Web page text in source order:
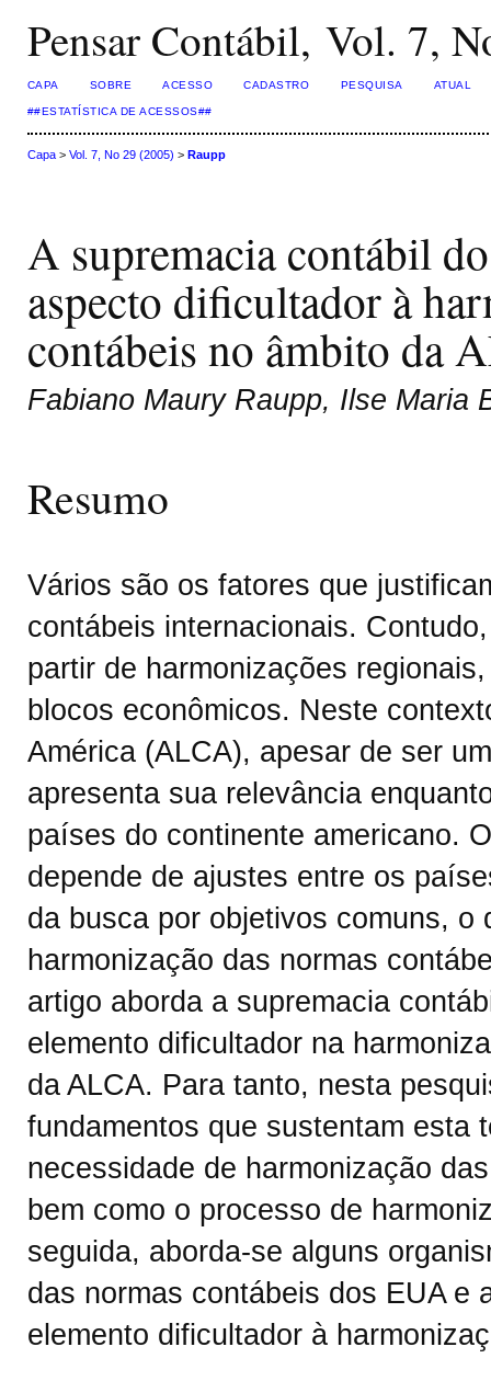
Pensar Contábil, Vol. 7,
CAPA SOBRE ACESSO CADASTRO PESQUISA ATUAL
##ESTATÍSTICA DE ACESSOS##
Capa> Vol. 7, No 29 (2005) > Raupp
A supremacia contábil
aspecto dificultador à
contábeis no âmbito da
Fabiano Maury Raupp, Ilse Maria
Resumo
Vários são os fatores que
contábeis internacionais.
partir de harmonizações
blocos econômicos. Neste
América (ALCA), apesar de ser
apresenta sua relevância
países do continente americano.
depende de ajustes entre os
da busca por objetivos comuns, o
harmonização das normas
artigo aborda a supremacia
elemento dificultador na
da ALCA. Para tanto, nesta
fundamentos que sustentam esta
necessidade de harmonização
bem como o processo de
seguida, aborda-se alguns
das normas contábeis dos EUA e
elemento dificultador à